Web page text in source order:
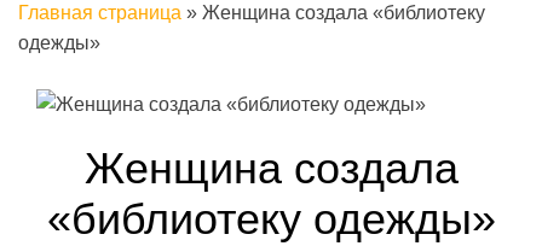
Главная страница » Женщина создала «библиотеку
одежды»
Женщина создала
«библиотеку одежды»